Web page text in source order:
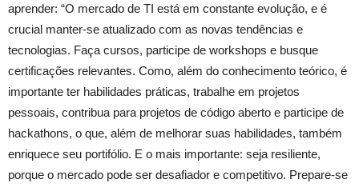
aprender: “O mercado de TI está em constante evolução, e é
crucial manter-se atualizado com as novas tendências e
tecnologias. Faça cursos, participe de workshops e busque
certificações relevantes. Como, além do conhecimento teórico, é
importante ter habilidades práticas, trabalhe em projetos
pessoais, contribua para projetos de código aberto e participe de
hackathons, o que, além de melhorar suas habilidades, também
enriquece seu portifólio. E o mais importante: seja resiliente,
porque o mercado pode ser desafiador e competitivo. Prepare-se